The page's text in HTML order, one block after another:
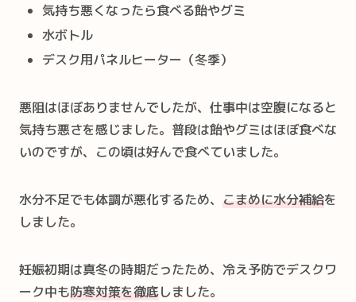
気持ち悪くなったら食べる飴やグミ
水ボトル
デスク用パネルヒーター（冬季）
悪阻はほぼありませんでしたが、仕事中は空腹になると
気持ち悪さを感じました。普段は飴やグミはほぼ食べな
いのですが、この頃は好んで食べていました。
水分不足でも体調が悪化するため、 こまめに水分補給を
しました。
妊娠初期は真冬の時期だったため、冷え予防でデスクワ
ーク中も防寒対策を徹底しました。